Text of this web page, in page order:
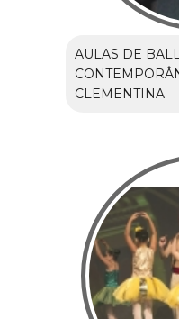
AULAS DE
CLEMENTINA